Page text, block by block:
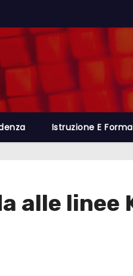
Istruzione E
alle linee